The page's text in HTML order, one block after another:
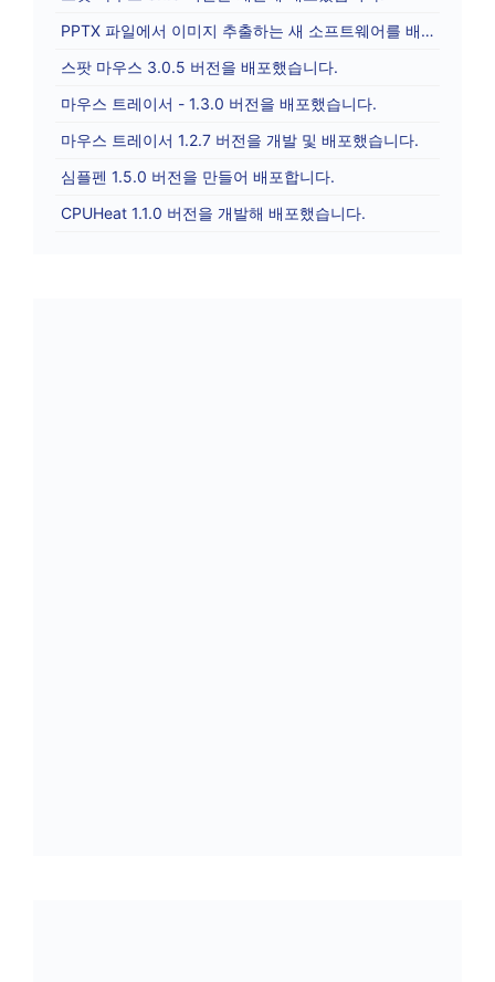
PPTX 파일에서 이미지 추출하는 새 소프트웨어를 배포합니다.
스팟 마우스 3.0.5 버전을 배포했습니다.
마우스 트레이서 - 1.3.0 버전을 배포했습니다.
마우스 트레이서 1.2.7 버전을 개발 및 배포했습니다.
심플펜 1.5.0 버전을 만들어 배포합니다.
CPUHeat 1.1.0 버전을 개발해 배포했습니다.